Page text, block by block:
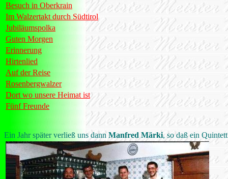
Besuch in Oberkrain
Im Walzertakt durch Südtirol
Jubiläumspolka
Guten Morgen
Erinnerung
Hirtenlied
Auf der Reise
Rosenbergwalzer
Dort wo unsere Heimat ist
Fünf Freunde
Ein Jahr später verließ uns dann Manfred Märki, so daß ein